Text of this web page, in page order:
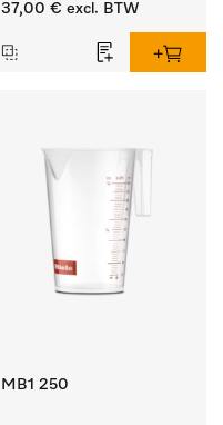
37,00 € excl. BTW
MB1 250